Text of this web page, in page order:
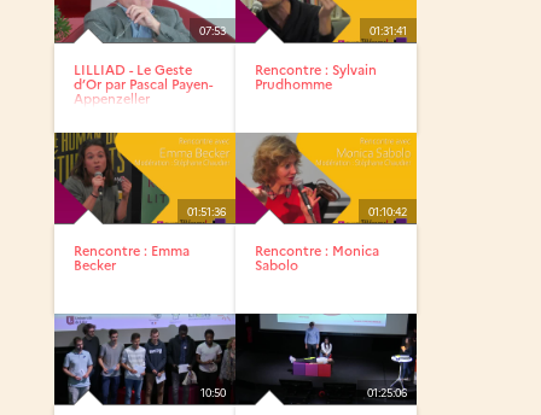
07:53
LILLIAD - Le Geste
d’Or par Pascal Payen-
Appenzeller
01:31:41
Rencontre : Sylvain
Prudhomme
01:51:36
Rencontre : Emma
Becker
01:10:42
Rencontre : Monica
Sabolo
10:50 01:25:06